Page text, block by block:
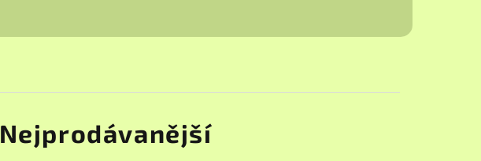
Nejprodávanější